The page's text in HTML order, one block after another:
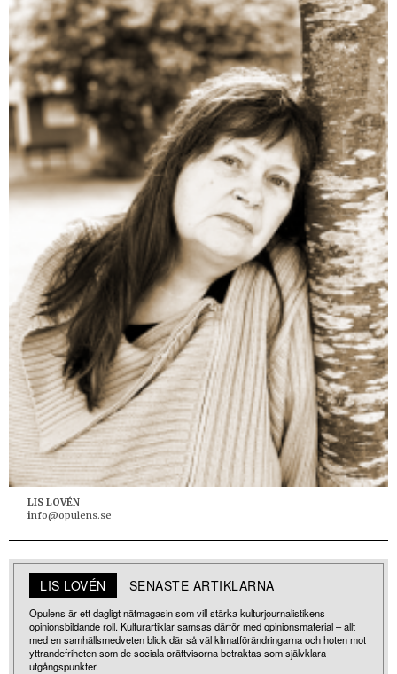
LIS LOVÉN
info@opulens.se
LIS LOVÉN SENASTE ARTIKLARNA
Opulens är ett dagligt nätmagasin som vill stärka kulturjournalistikens
opinionsbildande roll. Kulturartiklar samsas därför med opinionsmaterial – allt
med en samhällsmedveten blick där så väl klimatförändringarna och hoten mot
yttrandefriheten som de sociala orättvisorna betraktas som självklara
utgångspunkter.